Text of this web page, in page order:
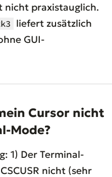
nicht praxistauglich.
liefert zusätzlich
GUI-
Cursor nicht
Mode?
1) Der Terminal-
nicht (sehr